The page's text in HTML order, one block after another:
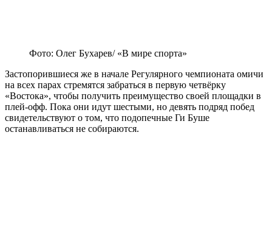
Фото: Олег Бухарев/ «В мире спорта»
Застопорившиеся же в начале Регулярного чемпионата омичи
на всех парах стремятся забраться в первую четвёрку
«Востока», чтобы получить преимущество своей площадки в
плей-офф. Пока они идут шестыми, но девять подряд побед
свидетельствуют о том, что подопечные Ги Буше
останавливаться не собираются.